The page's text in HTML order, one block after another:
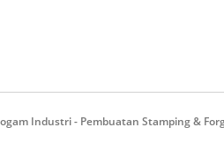
Industri - Pembuatan Stamping &